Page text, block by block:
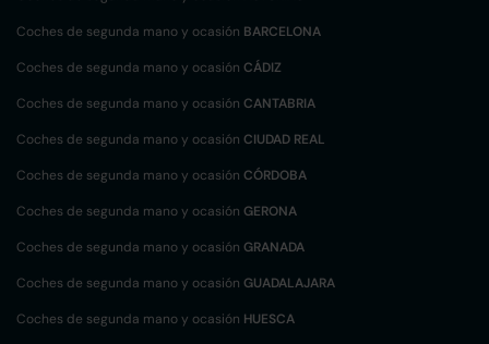
Coches de segunda mano y ocasión BARCELONA
Coches de segunda mano y ocasión CÁDIZ
Coches de segunda mano y ocasión CANTABRIA
Coches de segunda mano y ocasión CIUDAD REAL
Coches de segunda mano y ocasión CÓRDOBA
Coches de segunda mano y ocasión GERONA
Coches de segunda mano y ocasión GRANADA
Coches de segunda mano y ocasión GUADALAJARA
Coches de segunda mano y ocasión HUESCA